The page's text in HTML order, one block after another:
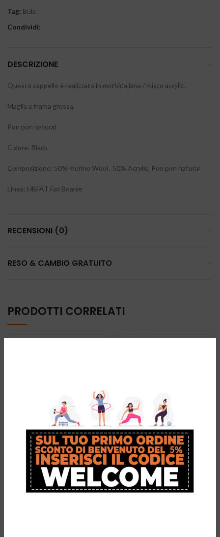
Tag: Bula
Condividi:
DESCRIZIONE
Questo cappello è realizzato in morbida lana / misto acrylic.
Maglia a trama grossa.
Pon pon natural
Colore: Black
Composizione: 50% merino Wool , 50% Acrylic. Pon pon natural
Linea: HBFAT Fat Beanie
RECENSIONI (0)
RESO & CAMBIO GRATUITO
PRODOTTI CORRELATI
MOTUS T-Vest
Giubbotto
riflettente
€24,90
BULA Berretto
invernale
49,99
Il prezzo
originale era:
35,95
Il prezzo
attuale
Cappello invernale caldo e